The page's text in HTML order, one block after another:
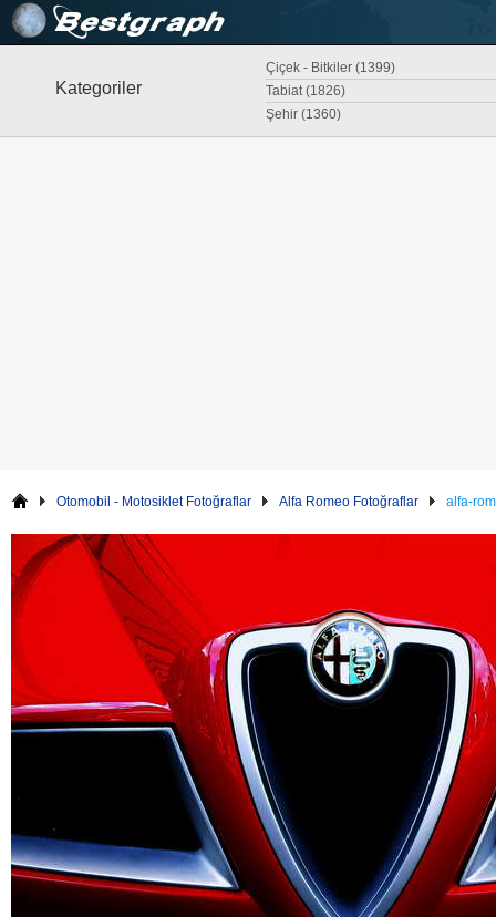
Kategoriler
Çiçek - Bitkiler (1399)
Tabiat (1826)
Şehir (1360)
Otomobil - Motosiklet Fotoğraflar Alfa Romeo Fotoğraflar alfa-